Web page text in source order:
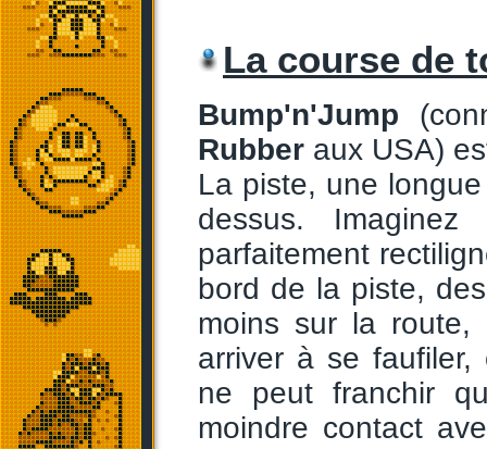
La course de
Bump'n'Jump
Rubber aux USA)
La piste, une
dessus.
parfaitement
bord de la piste,
moins sur la
arriver à se
ne peut franchir
moindre contact